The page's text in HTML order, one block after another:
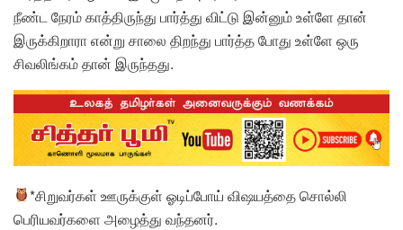
நீண்ட நேரம் காத்திருந்து பார்த்து விட்டு இன்னும் உள்ளே தான்
இருக்கிறாரா என்று சாலை திறந்து பார்த்த போது உள்ளே ஒரு
சிவலிங்கம் தான் இருந்தது.
*சிறுவர்கள் ஊருக்குள் ஓடிப்போய் விஷயத்தை சொல்லி
பெரியவர்களை அழைத்து வந்தனர்.